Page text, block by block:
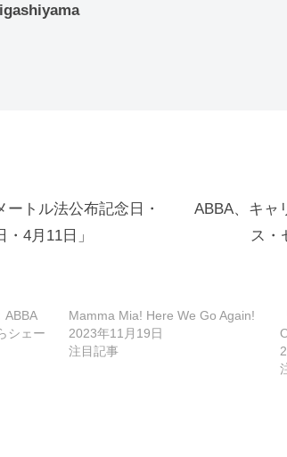
トル法公布記念日・
4月11日」
ABBA、キャ
ス・
ABBA
シェー
Mamma Mia! Here We Go Again!
2023年11月19日
注目記事